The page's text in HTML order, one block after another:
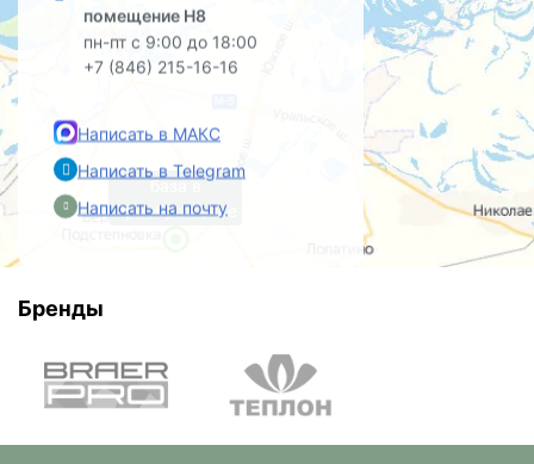
помещение Н8
пн-пт с 9:00 до 18:00
+7 (846) 215-16-16
Написать в МАКС
Написать в Telegram
Написать на почту
база в
Преображенке
Бренды